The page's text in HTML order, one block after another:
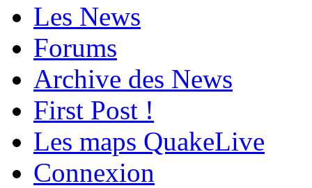
Les News
Forums
Archive des News
First Post !
Les maps QuakeLive
Connexion